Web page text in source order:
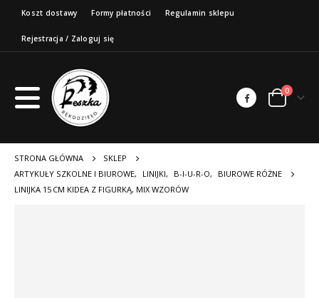
Koszt dostawy Formy płatności Regulamin sklepu
Rejestracja / Zaloguj się
0
STRONA GŁÓWNA
SKLEP
ARTYKUŁY SZKOLNE I BIUROWE, LINIJKI, B-I-U-R-O,
BIUROWE RÓŻNE
LINIJKA 15 CM KIDEA Z FIGURKĄ, MIX WZORÓW